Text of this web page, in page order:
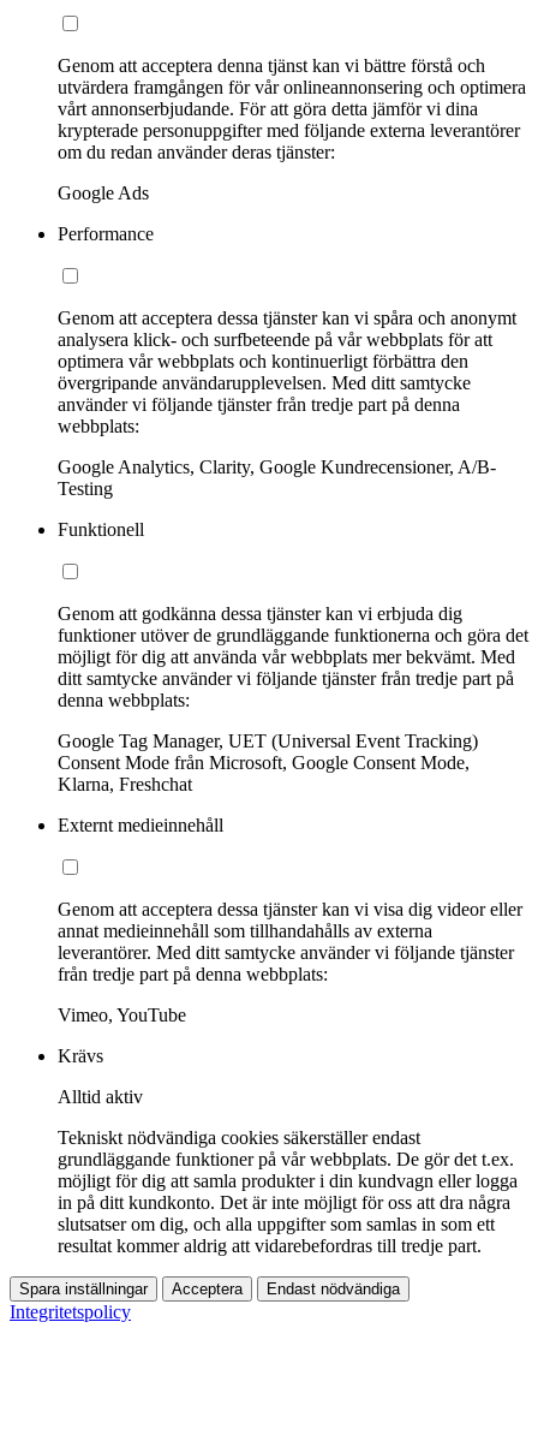
Genom att acceptera denna tjänst kan vi bättre förstå och
utvärdera framgången för vår onlineannonsering och optimera
vårt annonserbjudande. För att göra detta jämför vi dina
krypterade personuppgifter med följande externa leverantörer
om du redan använder deras tjänster:
Google Ads
Performance
Genom att acceptera dessa tjänster kan vi spåra och anonymt
analysera klick- och surfbeteende på vår webbplats för att
optimera vår webbplats och kontinuerligt förbättra den
övergripande användarupplevelsen. Med ditt samtycke
använder vi följande tjänster från tredje part på denna
webbplats:
Google Analytics, Clarity, Google Kundrecensioner, A/B-
Testing
Funktionell
Genom att godkänna dessa tjänster kan vi erbjuda dig
funktioner utöver de grundläggande funktionerna och göra det
möjligt för dig att använda vår webbplats mer bekvämt. Med
ditt samtycke använder vi följande tjänster från tredje part på
denna webbplats:
Google Tag Manager, UET (Universal Event Tracking)
Consent Mode från Microsoft, Google Consent Mode,
Klarna, Freshchat
Externt medieinnehåll
Genom att acceptera dessa tjänster kan vi visa dig videor eller
annat medieinnehåll som tillhandahålls av externa
leverantörer. Med ditt samtycke använder vi följande tjänster
från tredje part på denna webbplats:
Vimeo, YouTube
Krävs
Alltid aktiv
Tekniskt nödvändiga cookies säkerställer endast
grundläggande funktioner på vår webbplats. De gör det t.ex.
möjligt för dig att samla produkter i din kundvagn eller logga
in på ditt kundkonto. Det är inte möjligt för oss att dra några
slutsatser om dig, och alla uppgifter som samlas in som ett
resultat kommer aldrig att vidarebefordras till tredje part.
Spara inställningar Acceptera Endast nödvändiga
Integritetspolicy